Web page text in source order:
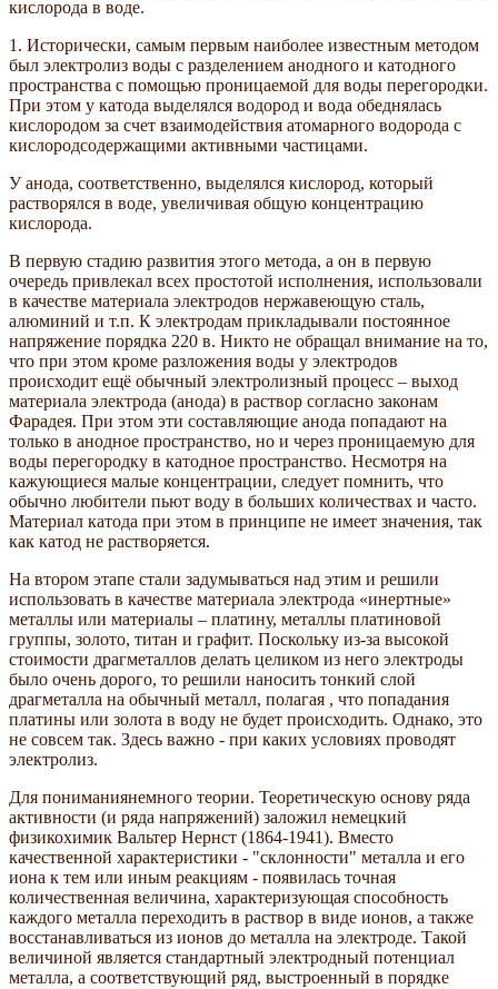
кислорода в воде.
1. Исторически, самым первым наиболее известным методом
был электролиз воды с разделением анодного и катодного
пространства с помощью проницаемой для воды перегородки.
При этом у катода выделялся водород и вода обеднялась
кислородом за счет взаимодействия атомарного водорода с
кислородсодержащими активными частицами.
У анода, соответственно, выделялся кислород, который
растворялся в воде, увеличивая общую концентрацию
кислорода.
В первую стадию развития этого метода, а он в первую
очередь привлекал всех простотой исполнения, использовали
в качестве материала электродов нержавеющую сталь,
алюминий и т.п. К электродам прикладывали постоянное
напряжение порядка 220 в. Никто не обращал внимание на то,
что при этом кроме разложения воды у электродов
происходит ещё обычный электролизный процесс – выход
материала электрода (анода) в раствор согласно законам
Фарадея. При этом эти составляющие анода попадают на
только в анодное пространство, но и через проницаемую для
воды перегородку в катодное пространство. Несмотря на
кажующиеся малые концентрации, следует помнить, что
обычно любители пьют воду в больших количествах и часто.
Материал катода при этом в принципе не имеет значения, так
как катод не растворяется.
На втором этапе стали задумываться над этим и решили
использовать в качестве материала электрода «инертные»
металлы или материалы – платину, металлы платиновой
группы, золото, титан и графит. Поскольку из-за высокой
стоимости драгметаллов делать целиком из него электроды
было очень дорого, то решили наносить тонкий слой
драгметалла на обычный металл, полагая , что попадания
платины или золота в воду не будет происходить. Однако, это
не совсем так. Здесь важно - при каких условиях проводят
электролиз.
Для пониманиянемного теории. Теоретическую основу ряда
активности (и ряда напряжений) заложил немецкий
физикохимик Вальтер Нернст (1864-1941). Вместо
качественной характеристики - "склонности" металла и его
иона к тем или иным реакциям - появилась точная
количественная величина, характеризующая способность
каждого металла переходить в раствор в виде ионов, а также
восстанавливаться из ионов до металла на электроде. Такой
величиной является стандартный электродный потенциал
металла, а соответствующий ряд, выстроенный в порядке